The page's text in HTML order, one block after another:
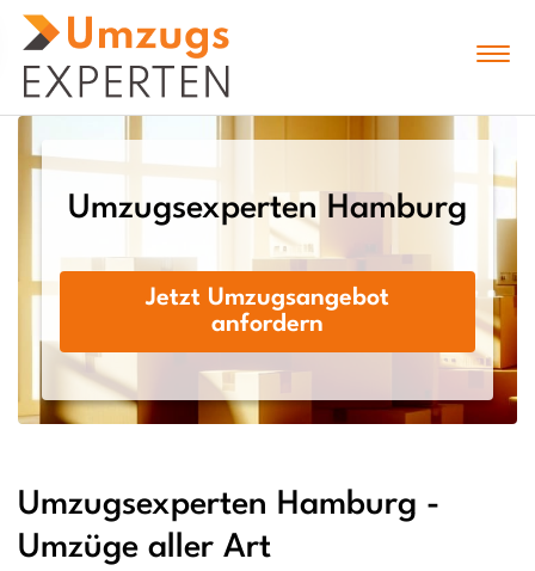
Umzugsexperten Hamburg
Jetzt Umzugsangebot
anfordern
Umzugsexperten Hamburg -
Umzüge aller Art